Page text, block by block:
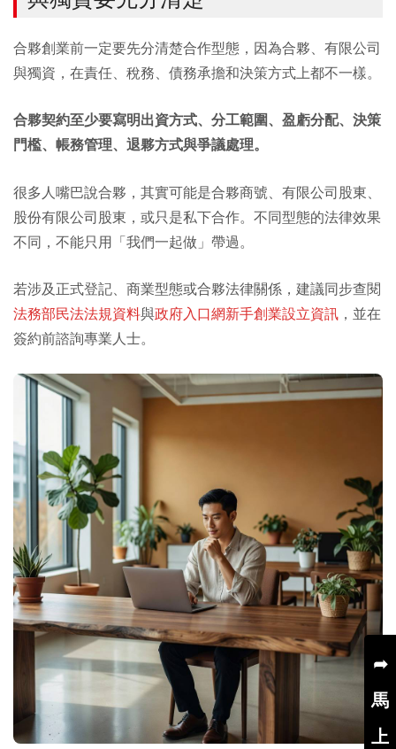
合夥創業前一定要先分清楚合作型態，因為合夥、有限公司
與獨資，在責任、稅務、債務承擔和決策方式上都不一樣。
合夥契約至少要寫明出資方式、分工範圍、盈虧分配、決策
門檻、帳務管理、退夥方式與爭議處理。
很多人嘴巴說合夥，其實可能是合夥商號、有限公司股東、
股份有限公司股東，或只是私下合作。不同型態的法律效果
不同，不能只用「我們一起做」帶過。
若涉及正式登記、商業型態或合夥法律關係，建議同步查閱
法務部民法法規資料與政府入口網新手創業設立資訊 ，並在
簽約前諮詢專業人士。
➦
馬
上